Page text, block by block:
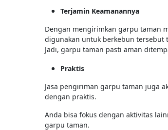
Terjamin Keamanannya
Dengan mengirimkan garpu taman
digunakan untuk berkebun tersebut
Jadi, garpu taman pasti aman
Praktis
Jasa pengiriman garpu taman juga
dengan praktis.
Anda bisa fokus dengan aktivitas
garpu taman.